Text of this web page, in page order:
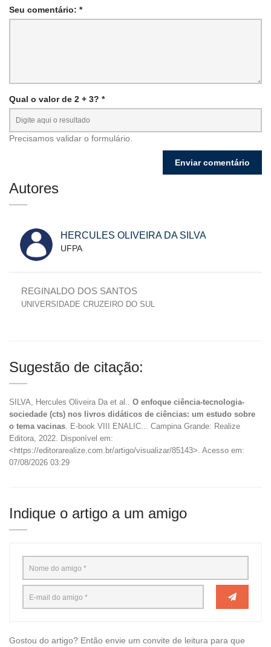
Seu comentário: *
Qual o valor de 2 + 3? *
Precisamos validar o formulário.
Autores
HERCULES OLIVEIRA DA SILVA
UFPA
REGINALDO DOS SANTOS
UNIVERSIDADE CRUZEIRO DO SUL
Sugestão de citação:
SILVA, Hercules Oliveira Da et al.. O enfoque ciência-tecnologia-
sociedade (cts) nos livros didáticos de ciências: um estudo sobre
o tema vacinas. E-book VIII ENALIC... Campina Grande: Realize
Editora, 2022. Disponível em:
<https://editorarealize.com.br/artigo/visualizar/85143>. Acesso em:
07/08/2026 03:29
Indique o artigo a um amigo
Gostou do artigo? Então envie um convite de leitura para que